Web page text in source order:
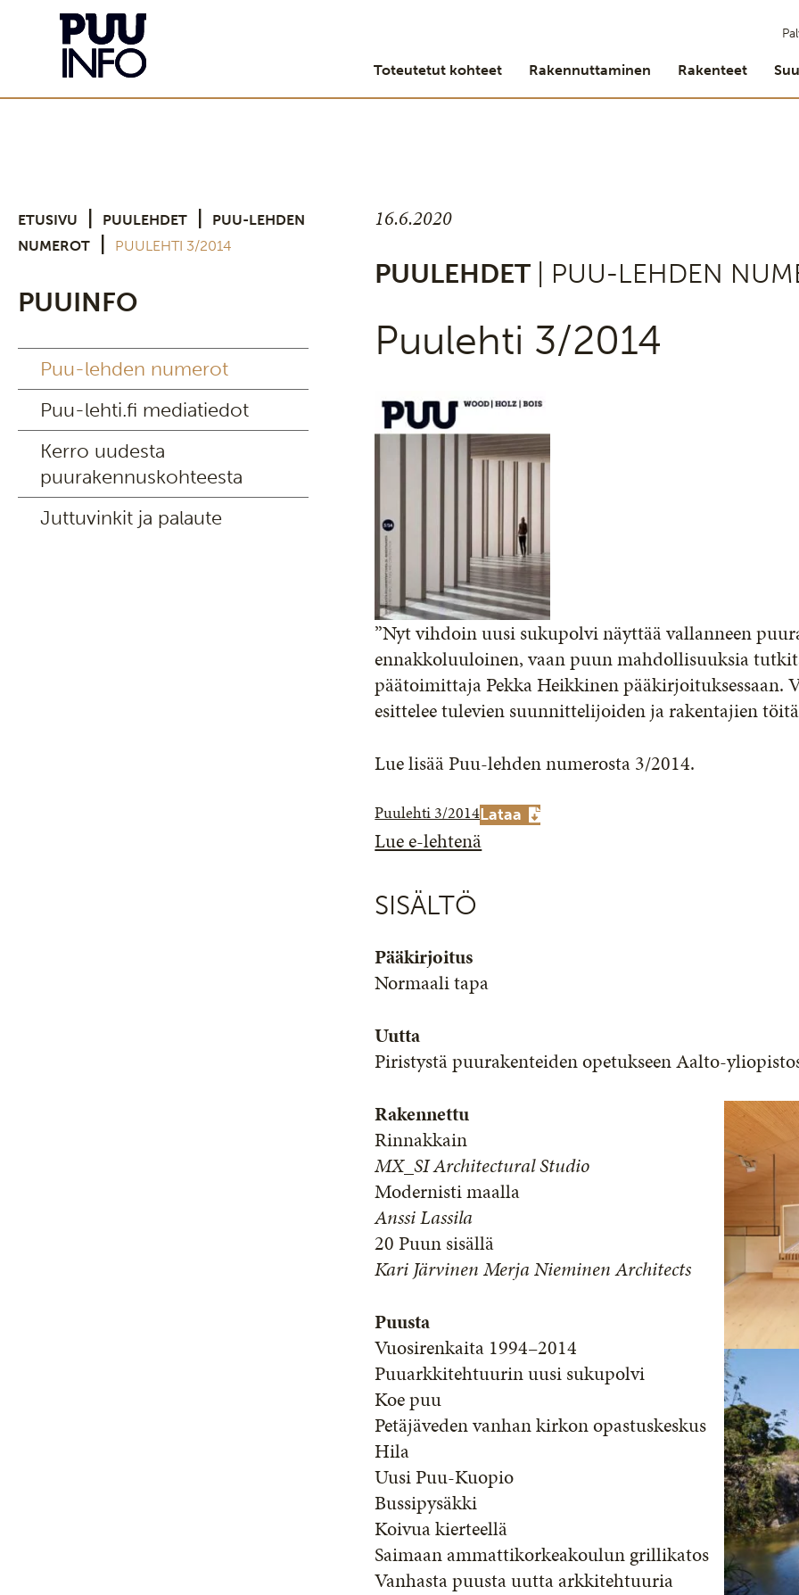
Toteutetut kohteet Rakennuttaminen Rakenteet
ETUSIVU PUULEHDET
PUU-LEHDEN
NUMEROT
PUULEHTI 3/2014
PUUINFO
Puu-lehden numerot
Puu-lehti.fi mediatiedot
Kerro uudesta
puurakennuskohteesta
Juttuvinkit ja palaute
16.6.2020
PUULEHDET | PUU-LEHDEN
Puulehti 3/2014
”Nyt vihdoin uusi sukupolvi näyttää vallanneen
ennakkoluuloinen, vaan puun mahdollisuuksia
päätoimittaja Pekka Heikkinen pääkirjoituksessaan.
esittelee tulevien suunnittelijoiden ja rakentajien
Lue lisää Puu-lehden numerosta 3/2014.
Puulehti 3/2014Lataa
Lue e-lehtenä
SISÄLTÖ
Pääkirjoitus
Normaali tapa
Uutta
Piristystä puurakenteiden opetukseen Aalto-
Rakennettu
Rinnakkain
MX_SI Architectural Studio
Modernisti maalla
Anssi Lassila
20 Puun sisällä
Kari Järvinen Merja Nieminen Architects
Puusta
Vuosirenkaita 1994–2014
Puuarkkitehtuurin uusi sukupolvi
Koe puu
Petäjäveden vanhan kirkon opastuskeskus
Hila
Uusi Puu-Kuopio
Bussipysäkki
Koivua kierteellä
Saimaan ammattikorkeakoulun grillikatos
Vanhasta puusta uutta arkkitehtuuria